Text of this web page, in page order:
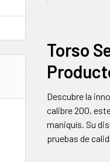
Torso
Descubre la
calibre 200,
maniquís. Su
pruebas de